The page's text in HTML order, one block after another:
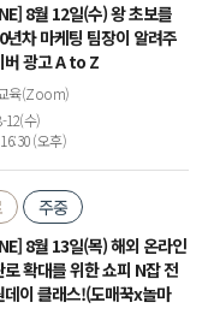
8월 12일(수) 왕 초보를
년차 마케팅 팀장이 알려주
버 광고 A to Z
육(Zoom)
12(수)
(오후)
주중
8월 13일(목) 해외 온라인
로 확대를 위한 쇼피 N잡 전
데이 클래스!(도매꾹x놀마